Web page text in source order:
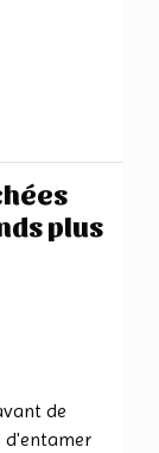
plus
de
d'entamer